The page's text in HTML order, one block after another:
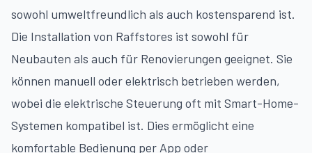
sowohl umweltfreundlich als auch kostensparend ist.
Die Installation von Raffstores ist sowohl für
Neubauten als auch für Renovierungen geeignet. Sie
können manuell oder elektrisch betrieben werden,
wobei die elektrische Steuerung oft mit Smart-Home-
Systemen kompatibel ist. Dies ermöglicht eine
komfortable Bedienung per App oder